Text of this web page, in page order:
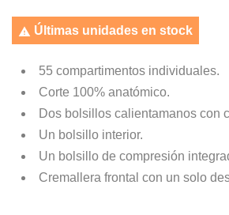
 Últimas unidades en stock
55 compartimentos individuales.
Corte 100% anatómico.
Dos bolsillos calientamanos con
Un bolsillo interior.
Un bolsillo de compresión
Cremallera frontal con un solo